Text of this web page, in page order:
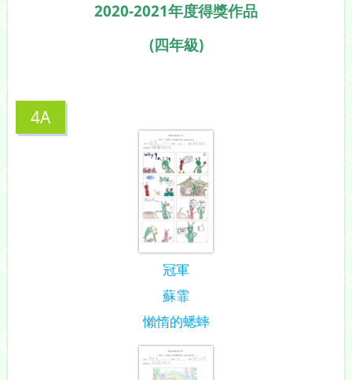
2020-2021年度得獎作品
(四年級)
4A
冠軍
蘇霏
懶惰的蟋蟀